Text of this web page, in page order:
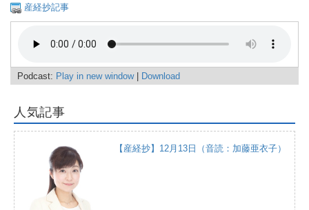
産経抄記事
Podcast: Play in new window| Download
人気記事
【産経抄】12月13日（音読：加藤亜衣子）